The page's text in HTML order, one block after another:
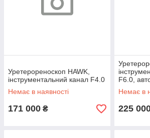
Уретерореноскоп HAWK,
інструментальний канал F4.0
Немає в наявності
171 000 ₴
F6.0,
Немає в
225